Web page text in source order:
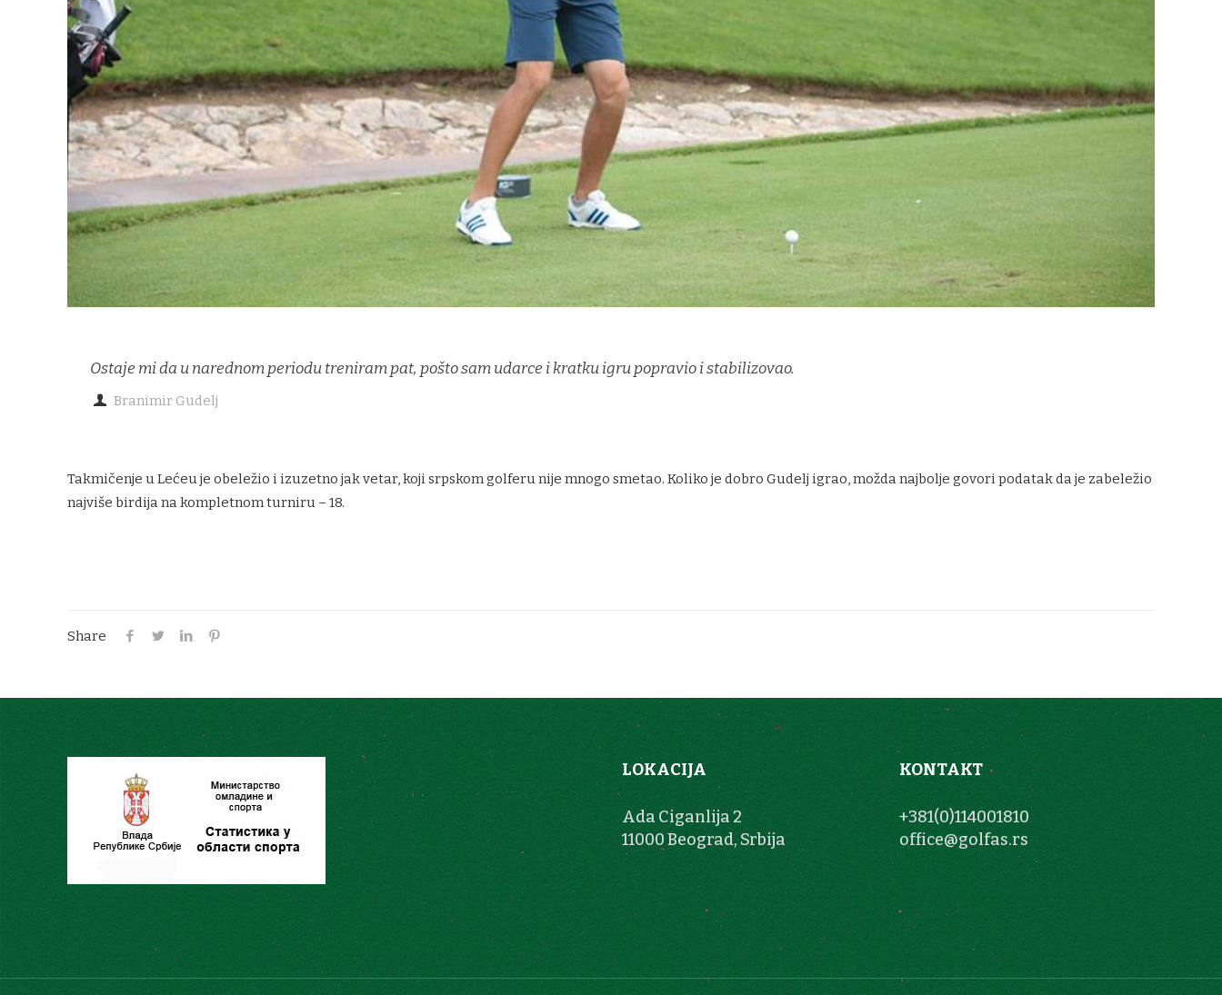
Ostaje mi da u narednom periodu treniram pat, pošto sam udarce i kratku igru popravio i stabilizovao.
Branimir Gudelj
Takmičenje u Lećeu je obeležio i izuzetno jak vetar, koji srpskom golferu nije mnogo smetao. Koliko je dobro Gudelj igrao, možda najbolje govori podatak da je zabeležio
najviše birdija na kompletnom turniru – 18.
Share
LOKACIJA
Ada Ciganlija 2
11000 Beograd, Srbija
KONTAKT
+381(0)114001810
office@golfas.rs